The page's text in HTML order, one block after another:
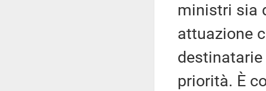
ministri sia
attuazione
priorità. È